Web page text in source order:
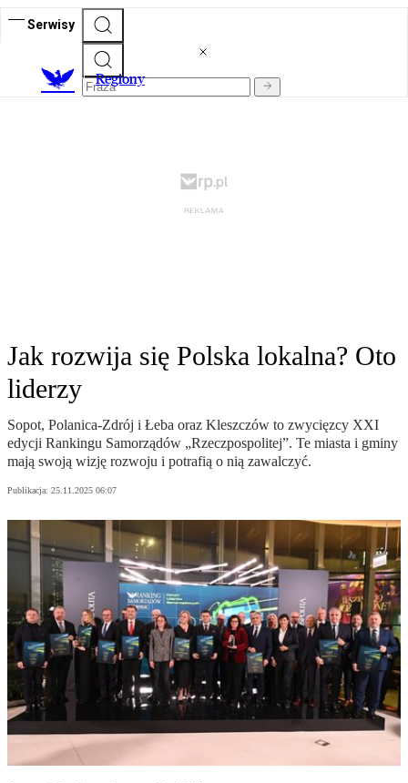
Serwisy
Regiony
Jak rozwija się Polska lokalna? Oto
liderzy
Sopot, Polanica-Zdrój i Łeba oraz Kleszczów to zwycięzcy XXI
edycji Rankingu Samorządów „Rzeczpospolitej”. Te miasta i gminy
mają swoją wizję rozwoju i potrafią o nią zawalczyć.
Publikacja: 25.11.2025 06:07